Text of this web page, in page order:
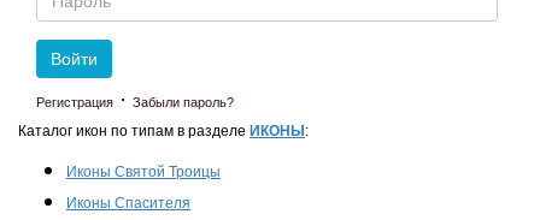
Войти
Регистрация · Забыли пароль?
Каталог икон по типам в разделе ИКОНЫ :
Иконы Святой Троицы
Иконы Спасителя